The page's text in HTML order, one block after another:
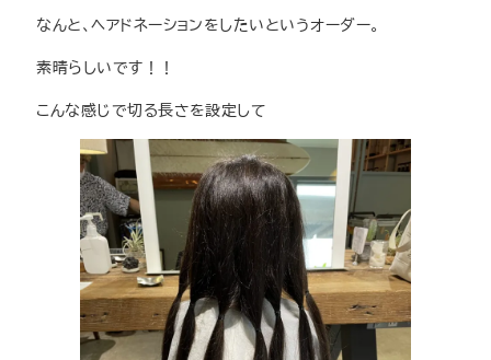
なんと、ヘアドネーションをしたいというオーダー。
素晴らしいです！！
こんな感じで切る長さを設定して